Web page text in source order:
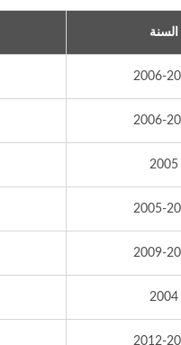
السنة
2006-
2006-
2005
2005-
2009-
2004
2012-